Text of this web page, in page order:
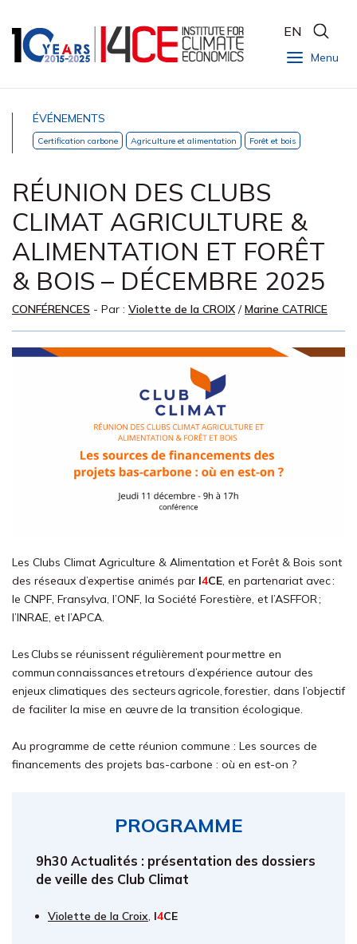
Menu
EN
ÉVÉNEMENTS
Certification carbone Agriculture et alimentation Forêt et bois
RÉUNION DES CLUBS
CLIMAT AGRICULTURE &
ALIMENTATION ET FORÊT
& BOIS – DÉCEMBRE 2025
CONFÉRENCES - Par : Violette de la CROIX /Marine CATRICE
Les Clubs Climat Agriculture & Alimentation et Forêt & Bois sont
des réseaux d’expertise animés par I4CE, en partenariat avec :
le CNPF, Fransylva, l’ONF, la Société Forestière, et l’ASFFOR ;
l’INRAE, et l’APCA.
Les Clubs se réunissent régulièrement pour mettre en
commun connaissances et retours d’expérience autour des
enjeux climatiques des secteurs agricole, forestier, dans l’objectif
de faciliter la mise en œuvre de la transition écologique.
Au programme de cette réunion commune : Les sources de
financements des projets bas-carbone : où en est-on ?
PROGRAMME
9h30 Actualités : présentation des dossiers
de veille des Club Climat
Violette de la Croix, I4CE